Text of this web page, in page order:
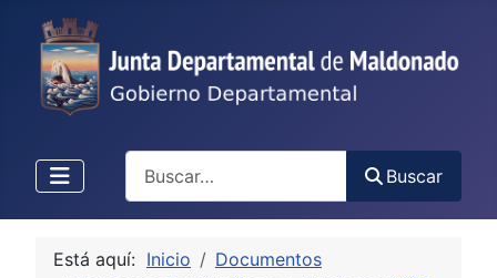
Buscar
Está aquí: Inicio
Documentos